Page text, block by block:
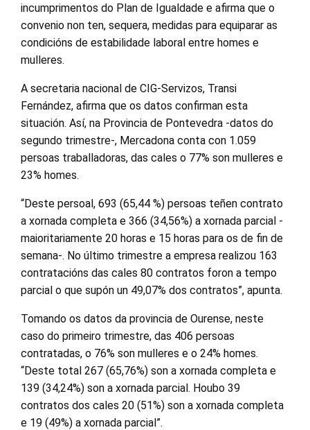
incumprimentos do Plan de Igualdade e afirma que o
convenio non ten, sequera, medidas para equiparar as
condicións de estabilidade laboral entre homes e
mulleres.
A secretaria nacional de CIG-Servizos, Transi
Fernández, afirma que os datos confirman esta
situación. Así, na Provincia de Pontevedra -datos do
segundo trimestre-, Mercadona conta con 1.059
persoas traballadoras, das cales o 77% son mulleres e
23% homes.
“Deste persoal, 693 (65,44 %) persoas teñen contrato
a xornada completa e 366 (34,56%) a xornada parcial -
maioritariamente 20 horas e 15 horas para os de fin de
semana-. No último trimestre a empresa realizou 163
contratacións das cales 80 contratos foron a tempo
parcial o que supón un 49,07% dos contratos”, apunta.
Tomando os datos da provincia de Ourense, neste
caso do primeiro trimestre, das 406 persoas
contratadas, o 76% son mulleres e o 24% homes.
“Deste total 267 (65,76%) son a xornada completa e
139 (34,24%) son a xornada parcial. Houbo 39
contratos dos cales 20 (51%) son a xornada completa
e 19 (49%) a xornada parcial”.